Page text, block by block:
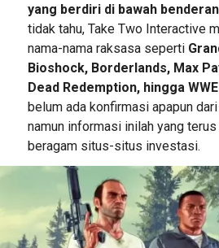
yang berdiri di bawah
tidak tahu, Take Two Interactive
nama-nama raksasa seperti
Bioshock, Borderlands, Max
Dead Redemption, hingga
belum ada konfirmasi apapun
namun informasi inilah yang
beragam situs-situs investasi.